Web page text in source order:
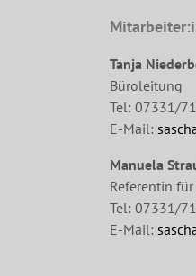
Tanja
Büroleitung
Tel: 07331/
E-Mail:
Manuela
Referentin
Tel: 07331/
E-Mail: